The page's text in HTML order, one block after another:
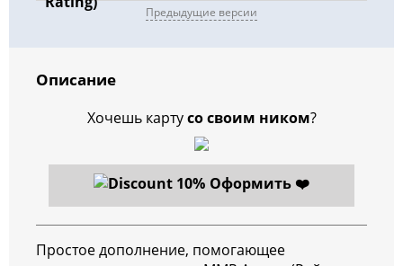
Предыдущие версии
Описание
Хочешь картусо своим ником?
Оформить ❤️
Простое дополнение, помогающее